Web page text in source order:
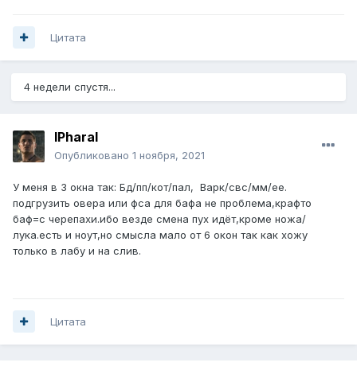
Цитата
4 недели спустя...
lPharal
Опубликовано 1 ноября, 2021
У меня в 3 окна так: Бд/пп/кот/пал, Варк/свс/мм/ее.
подгрузить овера или фса для бафа не проблема,крафто
баф=с черепахи.ибо везде смена пух идёт,кроме ножа/
лука.есть и ноут,но смысла мало от 6 окон так как хожу
только в лабу и на слив.
Цитата